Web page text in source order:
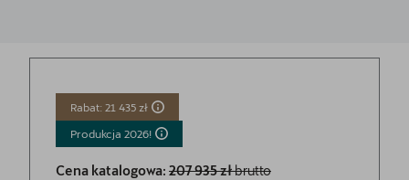
Rabat: 21 435 zł
Produkcja 2026!
Cena katalogowa: 207 935 złbrutto